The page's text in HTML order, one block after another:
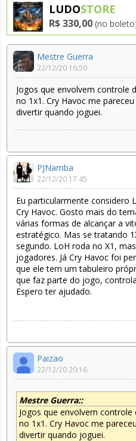
LUDOSTORE
R$ 330,00 (no
Mestre Guerra
22/12/20 16:50
Jogos que envolvem controle
no 1x1. Cry Havoc me
divertir quando joguei.
PJNamba
22/12/20 17:45
Eu particularmente considero
Cry Havoc. Gosto mais do
várias formas de alcançar a
estratégico. Mas se tratando
segundo. LoH roda no X1,
jogadores. Já Cry Havoc foi
que ele tem um tabuleiro
que faz parte do jogo,
Espero ter ajudado.
Paizao
22/12/20 20:16
Mestre Guerra::
Jogos que envolvem
no 1x1. Cry Havoc me
divertir quando joguei.